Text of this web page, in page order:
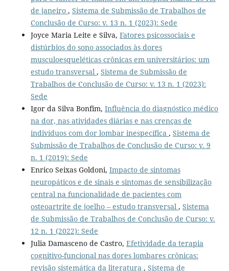
de janeiro , Sistema de Submissão de Trabalhos de
Conclusão de Curso: v. 13 n. 1 (2023): Sede
Joyce Maria Leite e Silva, Fatores psicossociais e
distúrbios do sono associados às dores
musculoesqueléticas crônicas em universitários: um
estudo transversal , Sistema de Submissão de
Trabalhos de Conclusão de Curso: v. 13 n. 1 (2023):
Sede
Igor da Silva Bonfim, Influência do diagnóstico médico
na dor, nas atividades diárias e nas crenças de
indivíduos com dor lombar inespecífica , Sistema de
Submissão de Trabalhos de Conclusão de Curso: v. 9
n. 1 (2019): Sede
Enrico Seixas Goldoni, Impacto de sintomas
neuropáticos e de sinais e sintomas de sensibilização
central na funcionalidade de pacientes com
osteoartrite de joelho – estudo transversal , Sistema
de Submissão de Trabalhos de Conclusão de Curso: v.
12 n. 1 (2022): Sede
Julia Damasceno de Castro, Efetividade da terapia
cognitivo-funcional nas dores lombares crônicas:
revisão sistemática da literatura , Sistema de